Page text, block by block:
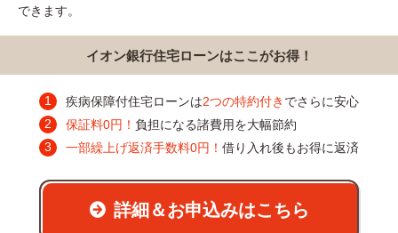
できます。
イオン銀行住宅ローンはここがお得！
疾病保障付住宅ローンは2つの特約付き でさらに安心
保証料0円！ 負担になる諸費用を大幅節約
一部繰上げ返済手数料0円！ 借り入れ後もお得に返済
詳細＆お申込みはこちら